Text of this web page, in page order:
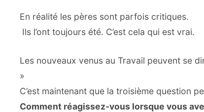
En réalité les pères sont parfois critiques.
Ils l’ont toujours été. C’est cela qui est vrai.
Les nouveaux venus au Travail peuvent se
»
C’est maintenant que la troisième question
Comment réagissez-vous lorsque vous